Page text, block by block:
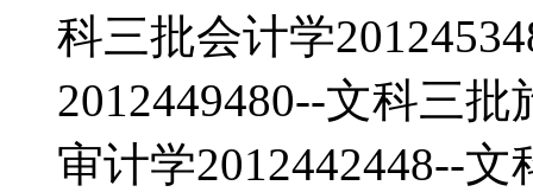
科三批会计学
2012449480--文科三
审计学2012442448--